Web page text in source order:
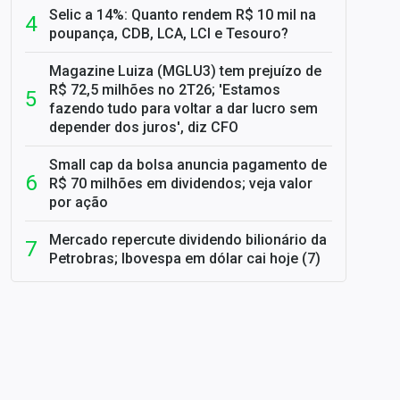
Selic a 14%: Quanto rendem R$ 10 mil na
poupança, CDB, LCA, LCI e Tesouro?
Magazine Luiza (MGLU3) tem prejuízo de
R$ 72,5 milhões no 2T26; 'Estamos
fazendo tudo para voltar a dar lucro sem
depender dos juros', diz CFO
Small cap da bolsa anuncia pagamento de
R$ 70 milhões em dividendos; veja valor
por ação
Mercado repercute dividendo bilionário da
Petrobras; Ibovespa em dólar cai hoje (7)